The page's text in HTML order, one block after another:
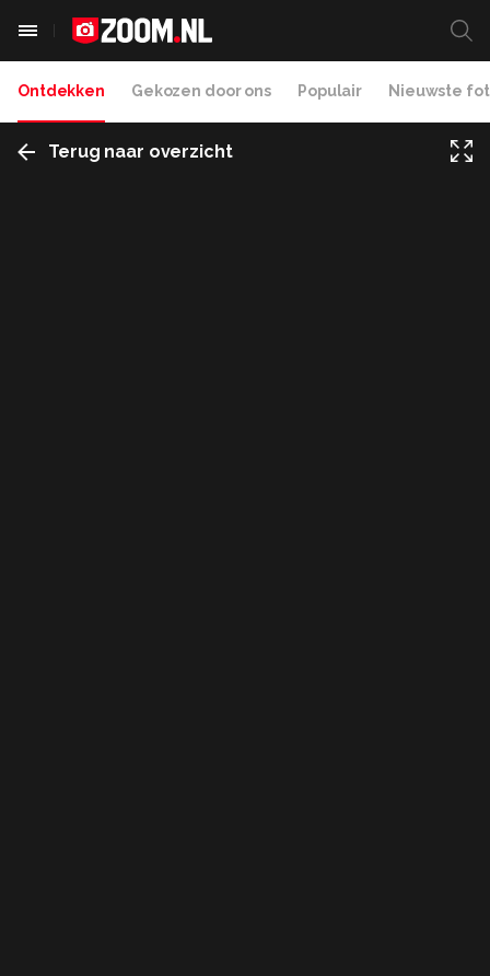
Ontdekken Gekozen door ons Populair Nieuwste
Terug naar overzicht